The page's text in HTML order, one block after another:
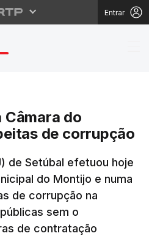
Entrar
na
Câmara do
de corrupção
de Setúbal efetuou hoje
do Montijo e numa
de corrupção na
sem o
de contratação